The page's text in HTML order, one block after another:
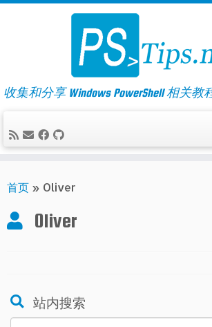
Skip
收集和分享 Windows PowerShell 相关
首页 » Oliver
Oliver
站内搜索